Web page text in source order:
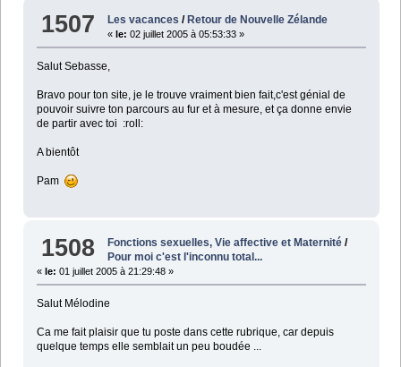
1507 Les vacances /Retour de Nouvelle Zélande
«le: 02 juillet 2005 à 05:53:33 »
Salut Sebasse,
Bravo pour ton site, je le trouve vraiment bien fait,c'est génial de
pouvoir suivre ton parcours au fur et à mesure, et ça donne envie
de partir avec toi :roll:
A bientôt
Pam
1508 Fonctions sexuelles, Vie affective et Maternité /
Pour moi c'est l'inconnu total...
« le: 01 juillet 2005 à 21:29:48 »
Salut Mélodine
Ca me fait plaisir que tu poste dans cette rubrique, car depuis
quelque temps elle semblait un peu boudée ...